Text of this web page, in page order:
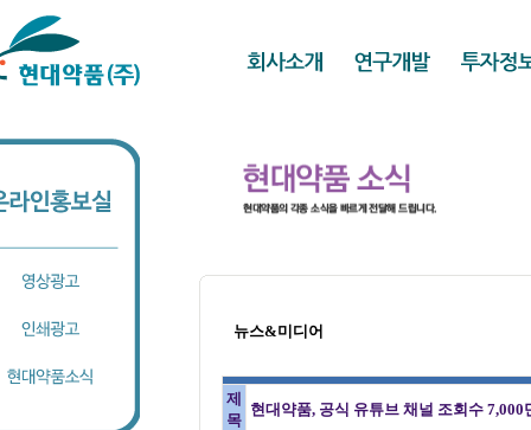
뉴스&미디어
제
목
현대약품, 공식 유튜브 채널 조회수 7,000